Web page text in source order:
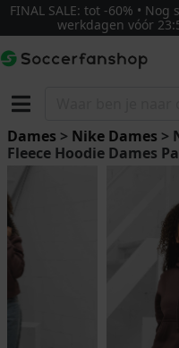
FINAL SALE: tot -60% •
werkdagen vóór
Dames > Nike Dames >
Fleece Hoodie Dames